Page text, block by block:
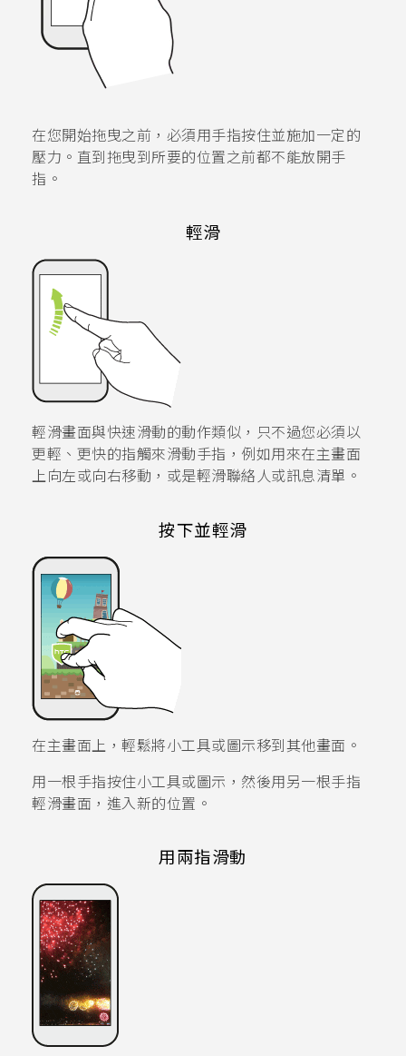
在您開始拖曳之前，必須用手指按住並施加一定的
壓力。直到拖曳到所要的位置之前都不能放開手
指。
輕滑
輕滑畫面與快速滑動的動作類似，只不過您必須以
更輕、更快的指觸來滑動手指，例如用來在主畫面
上向左或向右移動，或是輕滑聯絡人或訊息清單。
按下並輕滑
在主畫面上，輕鬆將小工具或圖示移到其他畫面。
用一根手指按住小工具或圖示，然後用另一根手指
輕滑畫面，進入新的位置。
用兩指滑動